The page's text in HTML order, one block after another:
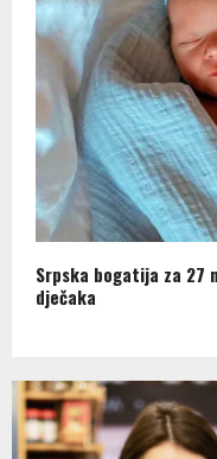
Srpska bogatija za 27
dječaka